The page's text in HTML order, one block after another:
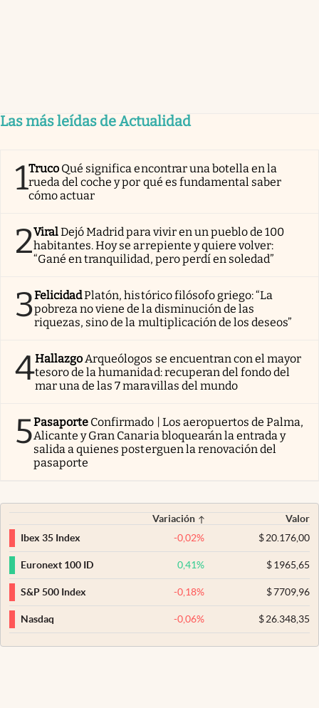
Las más leídas de Actualidad
1Truco Qué significa encontrar una botella en la
rueda del coche y por qué es fundamental saber
cómo actuar
2ViralDejó Madrid para vivir en un pueblo de 100
habitantes. Hoy se arrepiente y quiere volver:
“Gané en tranquilidad, pero perdí en soledad”
3FelicidadPlatón, histórico filósofo griego: “La
pobreza no viene de la disminución de las
riquezas, sino de la multiplicación de los deseos”
4Hallazgo Arqueólogos se encuentran con el mayor
tesoro de la humanidad: recuperan del fondo del
mar una de las 7 maravillas del mundo
5Pasaporte Confirmado | Los aeropuertos de Palma,
Alicante y Gran Canaria bloquearán la entrada y
salida a quienes posterguen la renovación del
pasaporte
Variación
Valor
Ibex 35 Index
-0,02% $20.176,00
Euronext 100 ID 0,41% $1965,65
S&P 500 Index -0,18% $7709,96
Nasdaq -0,06% $26.348,35